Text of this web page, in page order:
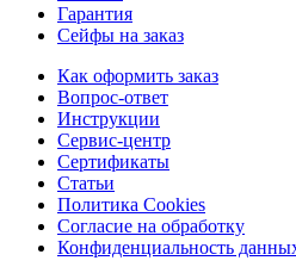
Гарантия
Сейфы на заказ
Как оформить заказ
Вопрос-ответ
Инструкции
Сервис-центр
Сертификаты
Статьи
Политика Cookies
Согласие на обработку
Конфиденциальность